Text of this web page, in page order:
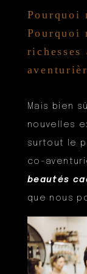
Pourquoi
Pourquoi
richesses
Mais bien
nouvelles
surtout le
co-
beautés
que nous